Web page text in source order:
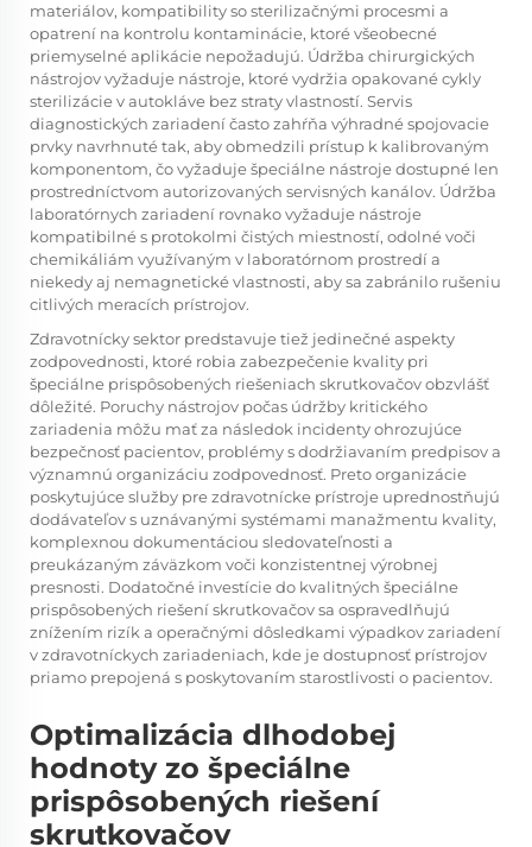
materiálov, kompatibility so sterilizačnými procesmi a
opatrení na kontrolu kontaminácie, ktoré všeobecné
priemyselné aplikácie nepožadujú. Údržba chirurgických
nástrojov vyžaduje nástroje, ktoré vydržia opakované cykly
sterilizácie v autokláve bez straty vlastností. Servis
diagnostických zariadení často zahŕňa výhradné spojovacie
prvky navrhnuté tak, aby obmedzili prístup k kalibrovaným
komponentom, čo vyžaduje špeciálne nástroje dostupné len
prostredníctvom autorizovaných servisných kanálov. Údržba
laboratórnych zariadení rovnako vyžaduje nástroje
kompatibilné s protokolmi čistých miestností, odolné voči
chemikáliám využívaným v laboratórnom prostredí a
niekedy aj nemagnetické vlastnosti, aby sa zabránilo rušeniu
citlivých meracích prístrojov.
Zdravotnícky sektor predstavuje tiež jedinečné aspekty
zodpovednosti, ktoré robia zabezpečenie kvality pri
špeciálne prispôsobených riešeniach skrutkovačov obzvlášť
dôležité. Poruchy nástrojov počas údržby kritického
zariadenia môžu mať za následok incidenty ohrozujúce
bezpečnosť pacientov, problémy s dodržiavaním predpisov a
významnú organizáciu zodpovednosť. Preto organizácie
poskytujúce služby pre zdravotnícke prístroje uprednostňujú
dodávateľov s uznávanými systémami manažmentu kvality,
komplexnou dokumentáciou sledovateľnosti a
preukázaným záväzkom voči konzistentnej výrobnej
presnosti. Dodatočné investície do kvalitných špeciálne
prispôsobených riešení skrutkovačov sa ospravedlňujú
znížením rizík a operačnými dôsledkami výpadkov zariadení
v zdravotníckych zariadeniach, kde je dostupnosť prístrojov
priamo prepojená s poskytovaním starostlivosti o pacientov.
Optimalizácia dlhodobej
hodnoty zo špeciálne
prispôsobených riešení
skrutkovačov